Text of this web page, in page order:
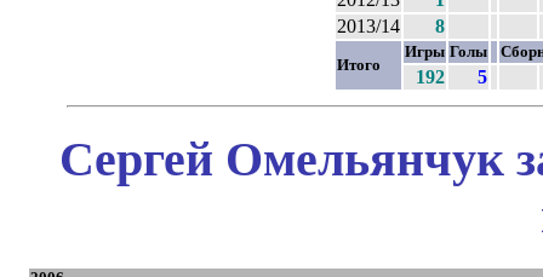
2013/14
8
Итого
Игры Голы
192 5
Сергей Омельянчук